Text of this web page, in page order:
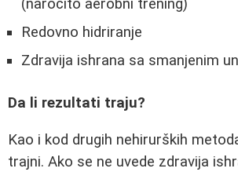
(naročito aerobni trening)
Redovno hidriranje
Zdravija ishrana sa smanjenim
Da li rezultati traju?
Kao i kod drugih nehirurških
trajni. Ako se ne uvede zdravija